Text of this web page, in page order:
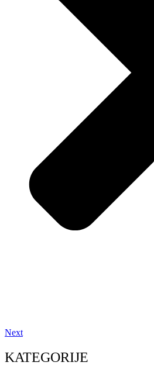
Next
KATEGORIJE